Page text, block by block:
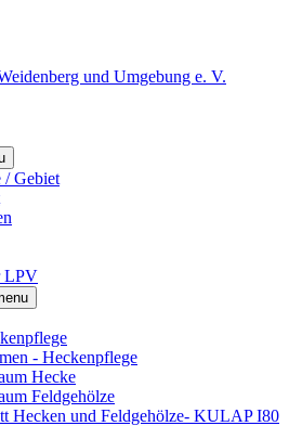
und Umgebung e. V.
/ Gebiet
LPV
- Heckenpflege
Hecke
Feldgehölze
Hecken und Feldgehölze- KULAP I80